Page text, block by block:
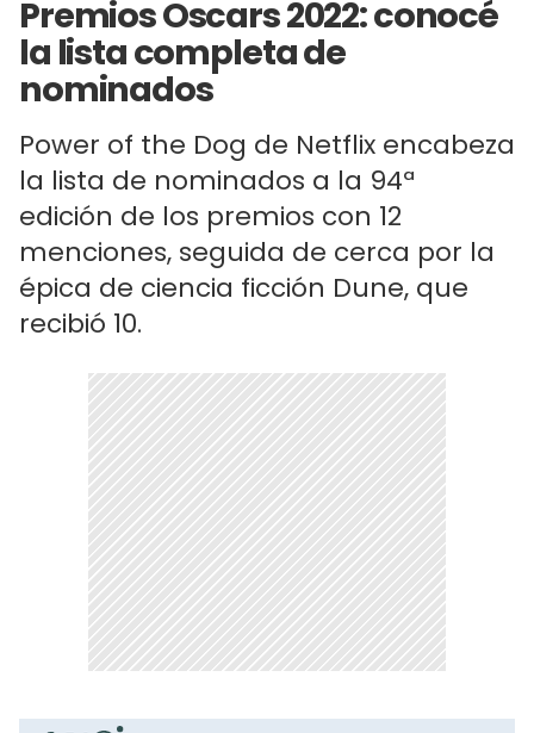
Premios Oscars 2022: conocé
la lista completa de
nominados
Power of the Dog de Netflix encabeza
la lista de nominados a la 94ª
edición de los premios con 12
menciones, seguida de cerca por la
épica de ciencia ficción Dune, que
recibió 10.